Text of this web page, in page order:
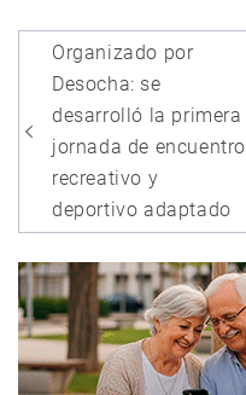
Navegación
de
entradas
Organizado por
Desocha: se
desarrolló la primera
jornada de encuentro
recreativo y
deportivo adaptado